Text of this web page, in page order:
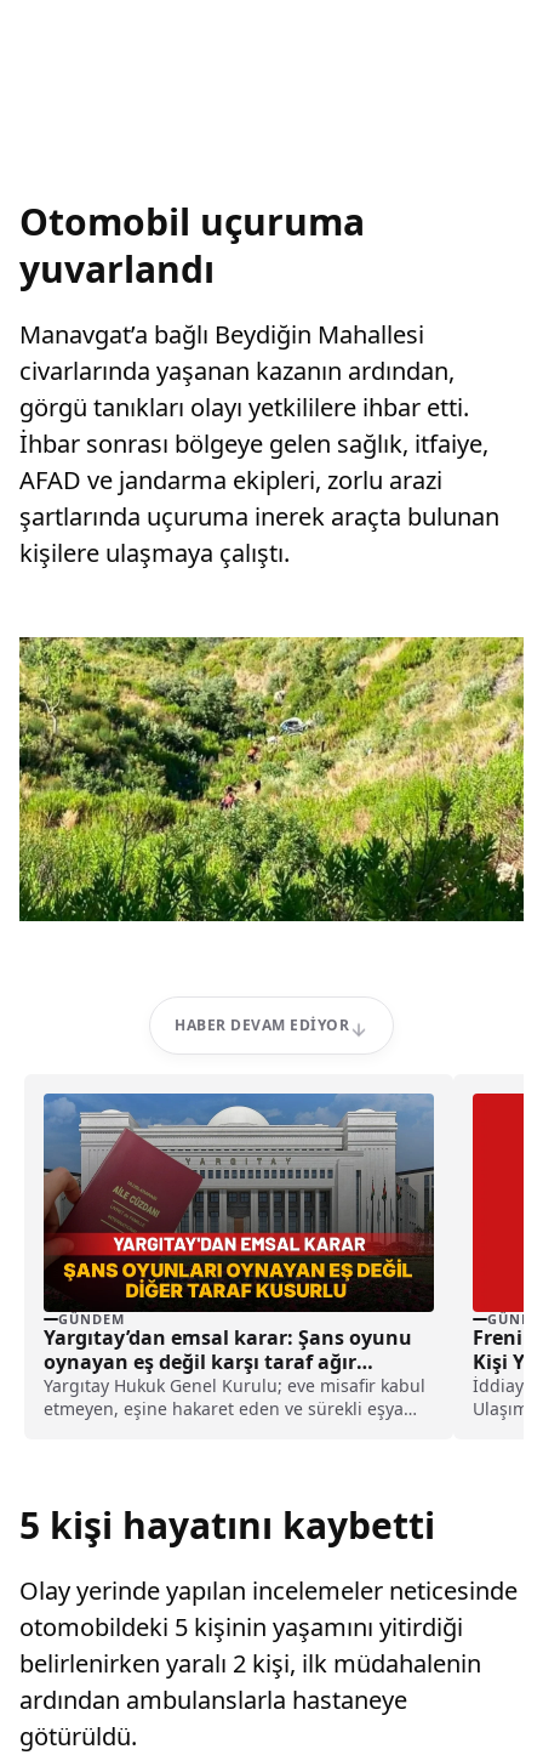
Otomobil uçuruma
yuvarlandı
Manavgat’a bağlı Beydiğin Mahallesi
civarlarında yaşanan kazanın ardından,
görgü tanıkları olayı yetkililere ihbar etti.
İhbar sonrası bölgeye gelen sağlık, itfaiye,
AFAD ve jandarma ekipleri, zorlu arazi
şartlarında uçuruma inerek araçta bulunan
kişilere ulaşmaya çalıştı.
HABER DEVAM EDIYOR
GÜNDEM
Yargıtay’dan emsal karar: Şans oyunu
oynayan eş değil karşı taraf ağır
kusurlu sayıldı
Yargıtay Hukuk Genel Kurulu; eve misafir kabul
etmeyen, eşine hakaret eden ve sürekli eşya
Freni
Kişi
İddiaya
Ulaşım
5 kişi hayatını kaybetti
Olay yerinde yapılan incelemeler neticesinde
otomobildeki 5 kişinin yaşamını yitirdiği
belirlenirken yaralı 2 kişi, ilk müdahalenin
ardından ambulanslarla hastaneye
götürüldü.